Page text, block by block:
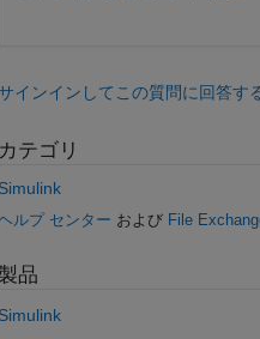
インインしてこの質問に回答する
カテゴリ
Simulink
ルプ センター および File
製品
Simulink